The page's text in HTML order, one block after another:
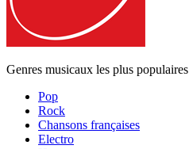
Genres musicaux les plus populaires
Pop
Rock
Chansons françaises
Electro